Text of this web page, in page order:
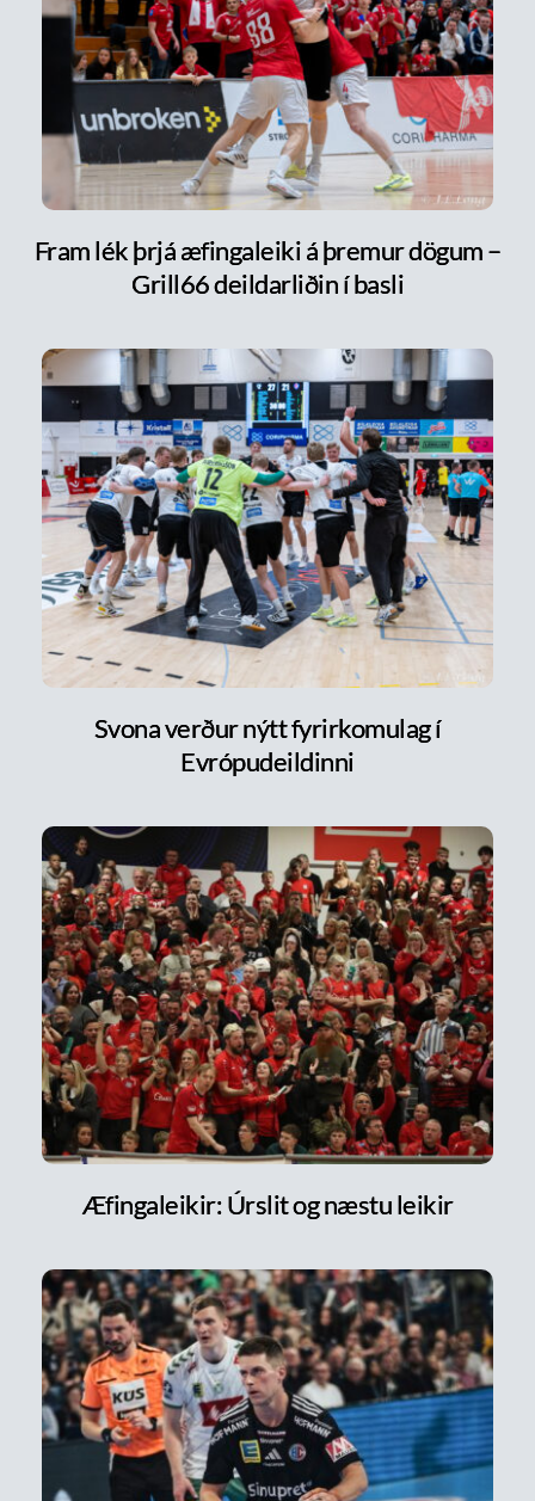
Fram lék þrjá æfingaleiki á þremur dögum –
Grill66 deildarliðin í basli
Svona verður nýtt fyrirkomulag í
Evrópudeildinni
Æfingaleikir: Úrslit og næstu leikir